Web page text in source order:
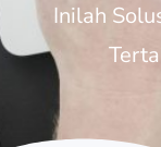
Inilah